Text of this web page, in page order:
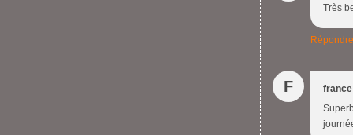
Très
Répondre
F